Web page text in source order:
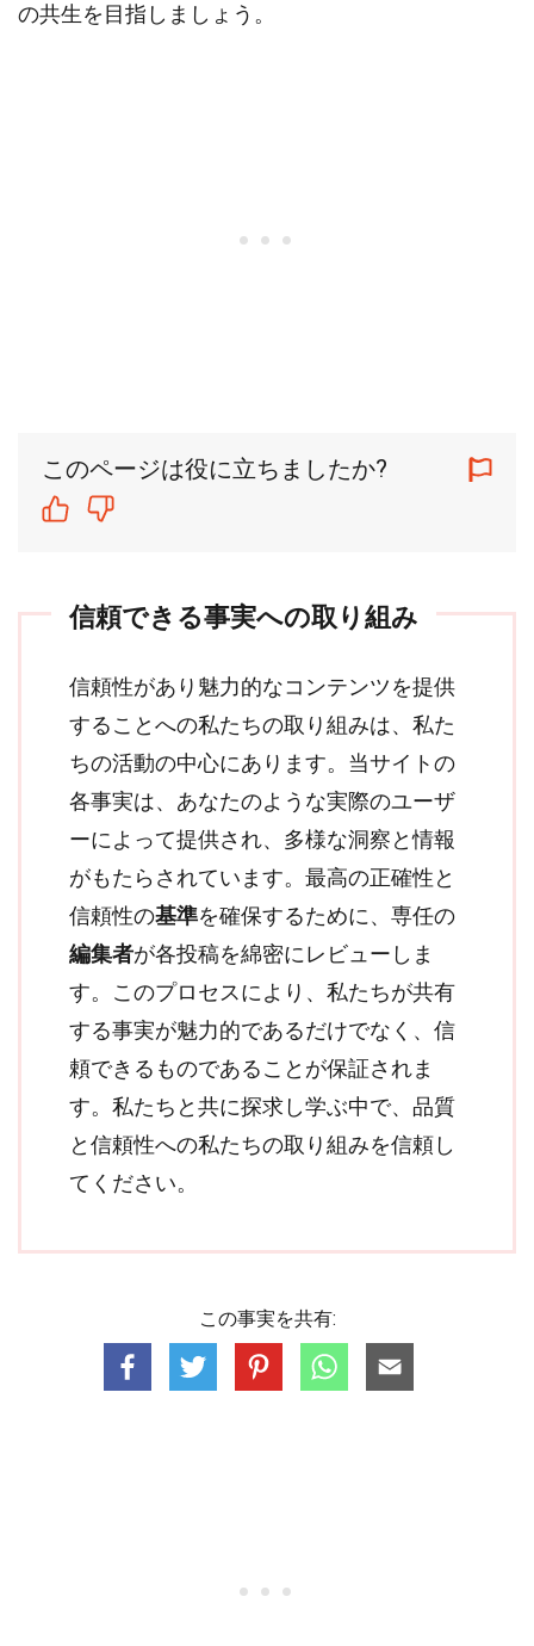
の共生を目指しましょう。
このページは役に立ちましたか?
信頼できる事実への取り組み
信頼性があり魅力的なコンテンツを提供
することへの私たちの取り組みは、私た
ちの活動の中心にあります。当サイトの
各事実は、あなたのような実際のユーザ
ーによって提供され、多様な洞察と情報
がもたらされています。最高の正確性と
信頼性の基準を確保するために、専任の
編集者が各投稿を綿密にレビューしま
す。このプロセスにより、私たちが共有
する事実が魅力的であるだけでなく、信
頼できるものであることが保証されま
す。私たちと共に探求し学ぶ中で、品質
と信頼性への私たちの取り組みを信頼し
てください。
この事実を共有: